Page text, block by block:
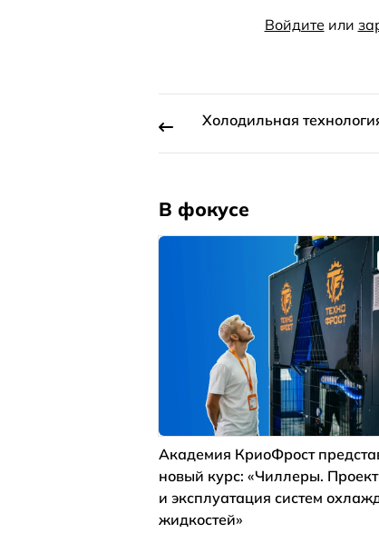
Войдите или
Холодильная
В фокусе
Академия КриоФрост
новый курс: «Чиллеры.
и эксплуатация систем
жидкостей»